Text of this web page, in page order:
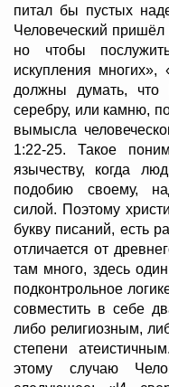
питал бы пустых
Человеческий
но чтобы
искупления
должны думать, что
серебру, или камню,
вымысла
1:22-25. Такое
язычеству, когда
подобию своему,
силой. Поэтому
букву писаний, есть
отличается от
там много, здесь
подконтрольное
совместить в себе
либо религиозным,
степени
этому случаю